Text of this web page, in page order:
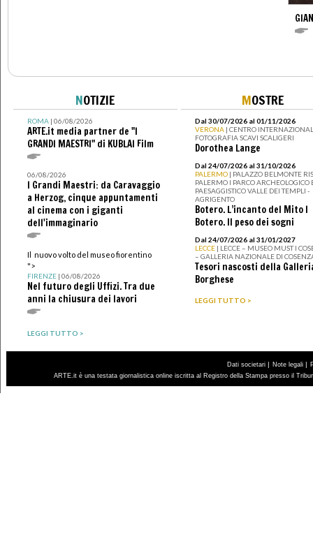
NOTIZIE
ROMA| 06/08/2026
ARTE.it media partner de "I
GRANDI MAESTRI" di KUBLAI Film
06/08/2026
I Grandi Maestri: da Caravaggio
a Herzog, cinque appuntamenti
al cinema con i giganti
dell'immaginario
Il nuovo volto del museo fiorentino
">
FIRENZE| 06/08/2026
Nel futuro degli Uffizi. Tra due
anni la chiusura dei lavori
LEGGI TUTTO >
MOSTRE
Dal 30/07/2026 al 01/11/2026
VERONA | CENTRO
FOTOGRAFIA SCAVI SCALIGERI
Dorothea Lange
Dal 24/07/2026 al 31/10/2026
PALERMO | PALAZZO BELMONTE
PALERMO I PARCO ARCHEOLOGICO
PAESAGGISTICO VALLE DEI TEMPLI -
AGRIGENTO
Botero. L’incanto del Mito I
Botero. Il peso dei sogni
Dal 24/07/2026 al 31/01/2027
LECCE | LECCE – MUSEO MUST I
– GALLERIA NAZIONALE DI
Tesori nascosti della
Borghese
LEGGI TUTTO >
Dati societari | Note legali |
ARTE.it è una testata giornalistica online iscritta al Registro della Stampa presso il